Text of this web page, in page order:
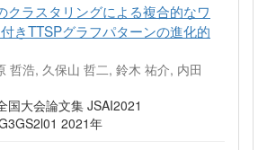
クラスタリングによる複合的なワ
きTTSPグラフパターンの進化的
哲浩, 久保山 哲二, 鈴木 祐介, 内田
国大会論文集 JSAI2021
2021年